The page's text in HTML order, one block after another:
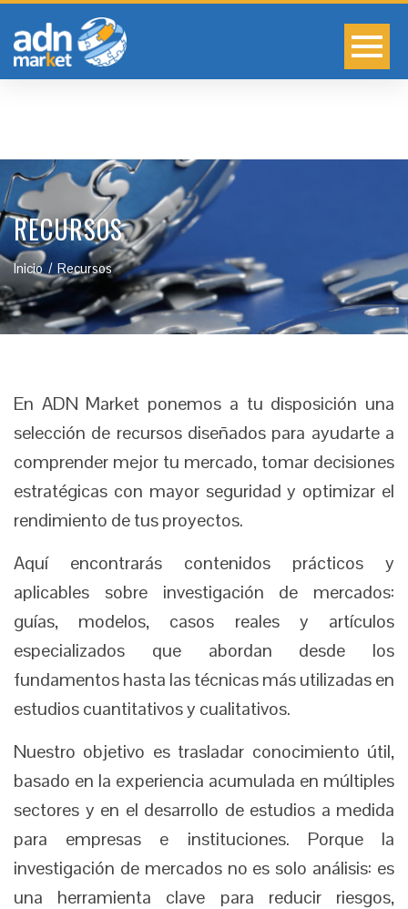
RECURSOS
Inicio Recursos
En ADN Market ponemos a tu disposición una
selección de recursos diseñados para ayudarte a
comprender mejor tu mercado, tomar decisiones
estratégicas con mayor seguridad y optimizar el
rendimiento de tus proyectos.
Aquí encontrarás contenidos prácticos y
aplicables sobre investigación de mercados:
guías, modelos, casos reales y artículos
especializados que abordan desde los
fundamentos hasta las técnicas más utilizadas en
estudios cuantitativos y cualitativos.
Nuestro objetivo es trasladar conocimiento útil,
basado en la experiencia acumulada en múltiples
sectores y en el desarrollo de estudios a medida
para empresas e instituciones. Porque la
investigación de mercados no es solo análisis: es
una herramienta clave para reducir riesgos,